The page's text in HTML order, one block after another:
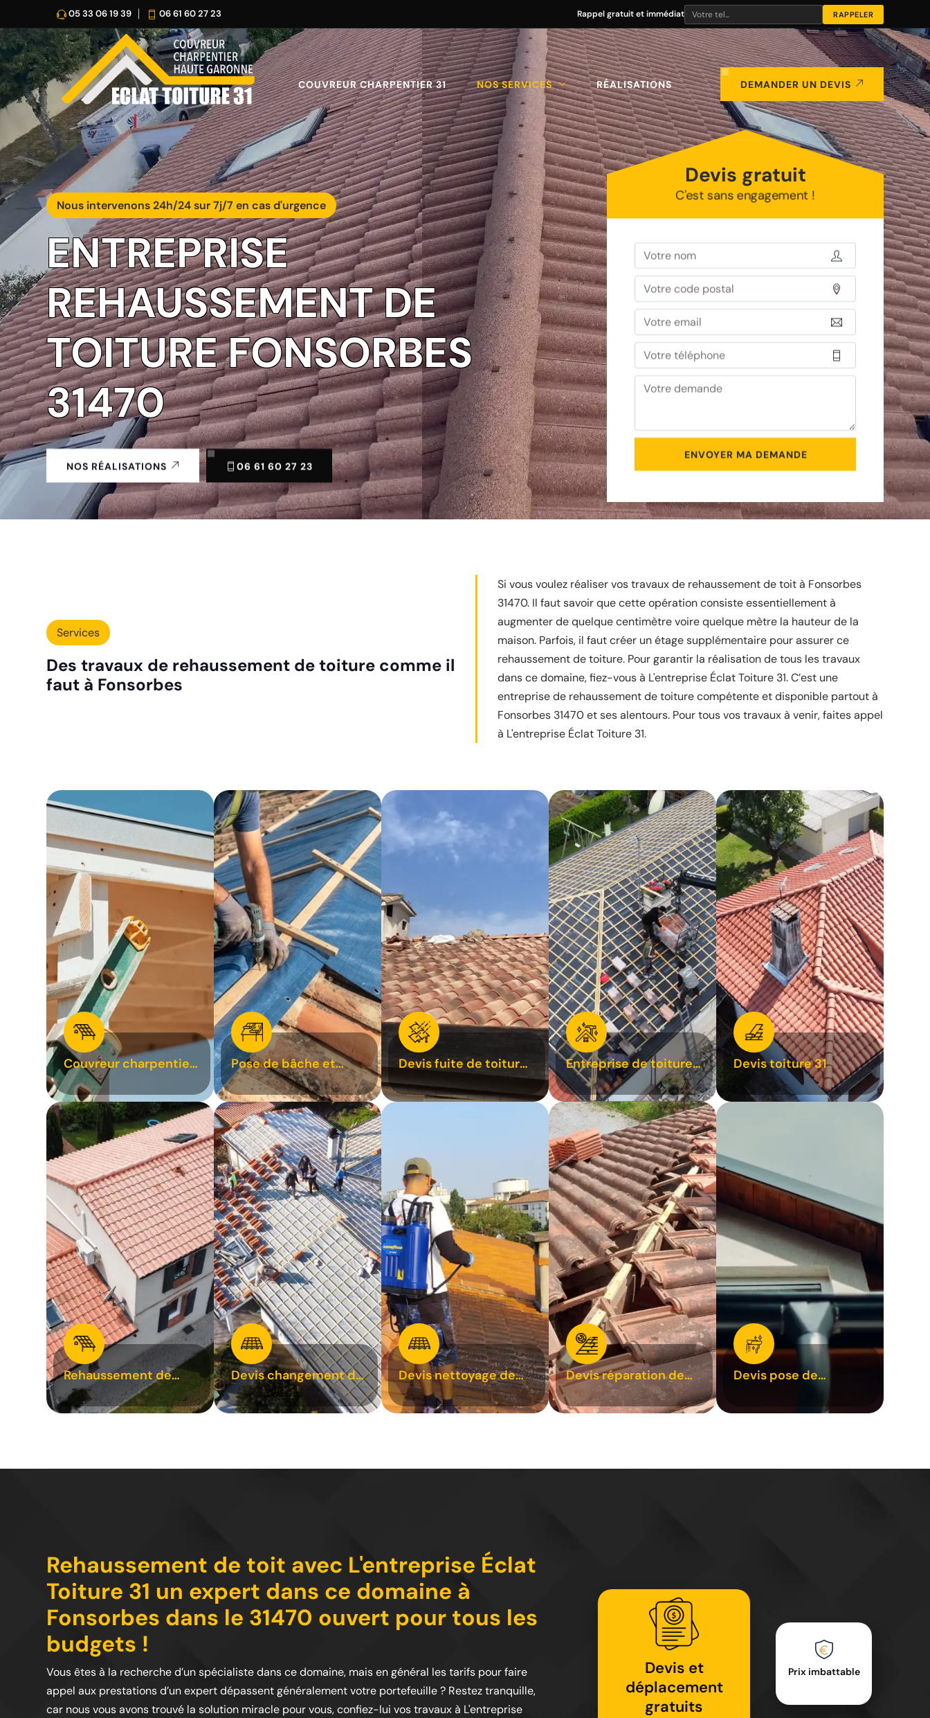
05 33 06 19 39 06 61 60 27 23 Rappel gratuit et immédiat
COUVREUR CHARPENTIER 31 NOS SERVICES RÉALISATIONS DEMANDER UN DEVIS
Nous intervenons 24h/24 sur 7j/7 en cas d'urgence
ENTREPRISE
REHAUSSEMENT DE
TOITURE FONSORBES
31470
NOS RÉALISATIONS 06 61 60 27 23
Devis gratuit
C'est sans engagement !
Services
Des travaux de rehaussement de toiture comme il
faut à Fonsorbes
Si vous voulez réaliser vos travaux de rehaussement de toit à Fonsorbes
31470. Il faut savoir que cette opération consiste essentiellement à
augmenter de quelque centimètre voire quelque mètre la hauteur de la
maison. Parfois, il faut créer un étage supplémentaire pour assurer ce
rehaussement de toiture. Pour garantir la réalisation de tous les travaux
dans ce domaine, fiez-vous à L'entreprise Éclat Toiture 31. C’est une
entreprise de rehaussement de toiture compétente et disponible partout à
Fonsorbes 31470 et ses alentours. Pour tous vos travaux à venir, faites appel
à L'entreprise Éclat Toiture 31.
Couvreur charpentier
31
Pose de bâche et
bâchage de toiture 31
Devis fuite de toiture
31
Entreprise de toiture
31
Devis toiture 31
Rehaussement de
toiture 31
Devis changement de
tuile 31
Devis nettoyage de
toiture 31
Devis réparation de
toiture 31
Devis pose de
Rehaussement de toit avec L'entreprise Éclat
Toiture 31 un expert dans ce domaine à
Fonsorbes dans le 31470 ouvert pour tous les
budgets !
Vous êtes à la recherche d’un spécialiste dans ce domaine, mais en général les tarifs pour faire
appel aux prestations d’un expert dépassent généralement votre portefeuille ? Restez tranquille,
car nous vous avons trouvé la solution miracle pour vous, confiez-lui vos travaux à L'entreprise
Devis et
déplacement
gratuits
Prix imbattable